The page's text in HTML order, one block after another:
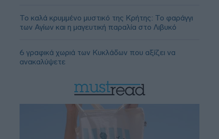
Το καλά κρυμμένο μυστικό της Κρήτης: Το φαράγγι
των Αγίων και η μαγευτική παραλία στο Λιβυκό
6 γραφικά χωριά των Κυκλάδων που αξίζει να
ανακαλύψετε